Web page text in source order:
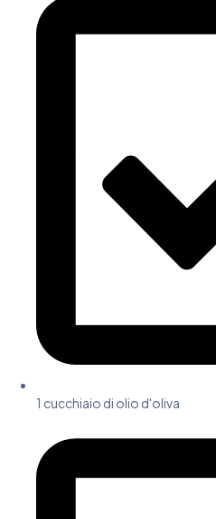
1 cucchiaio di olio d'oliva